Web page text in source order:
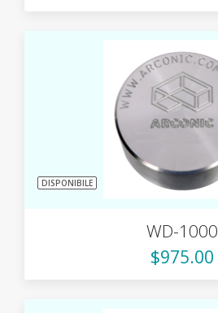
DISPONIBILE
WD-1000
$975.00